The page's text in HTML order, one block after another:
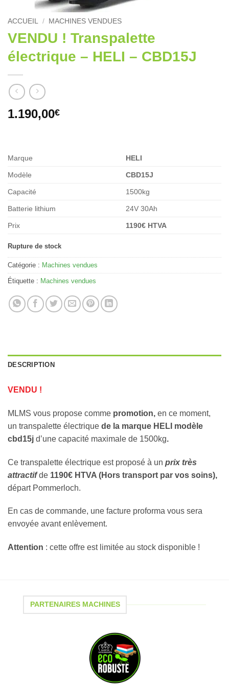
ACCUEIL / MACHINES VENDUES
VENDU ! Transpalette
électrique – HELI – CBD15J
1.190,00€
Marque HELI
Modèle CBD15J
Capacité 1500kg
Batterie lithium 24V 30Ah
Prix 1190€ HTVA
Rupture de stock
Catégorie : Machines vendues
Étiquette : Machines vendues
DESCRIPTION
VENDU !
MLMS vous propose comme promotion, en ce moment,
un transpalette électrique de la marque HELI modèle
cbd15j d’une capacité maximale de 1500kg.
Ce transpalette électrique est proposé à un prix très
attractifde 1190€ HTVA (Hors transport par vos soins),
départ Pommerloch.
En cas de commande, une facture proforma vous sera
envoyée avant enlèvement.
Attention : cette offre est limitée au stock disponible !
PARTENAIRES MACHINES